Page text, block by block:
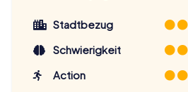
Stadtbezug
Schwierigkeit
Action